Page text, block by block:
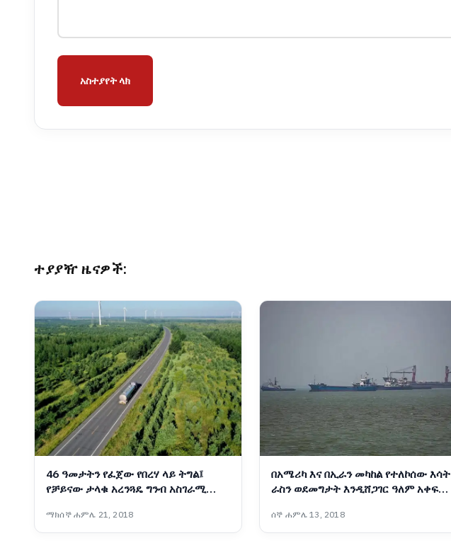
አስተያየት ላክ
ተያያዥ ዜናዎች:
46 ዓመታትን የፈጀው የበረሃ ላይ ትግል፤
የቻይናው ታላቁ አረንጓዴ ግንብ አስገራሚ
ማክሰኞ ሐምሌ 21, 2018
በአሜሪካ እና በኢራን መካከል የተለኮሰው እሳት
ራስን ወደመግታት እንዲሸጋገር ዓለም አቀፍ
ሰኞ ሐምሌ 13, 2018